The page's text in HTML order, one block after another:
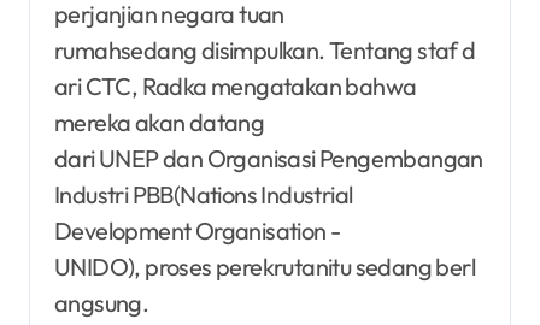
perjanjian negara tuan
rumahsedang disimpulkan. Tentang staf d
ari CTC, Radka mengatakan bahwa
mereka akan datang
dari UNEP dan Organisasi Pengembangan
Industri PBB(Nations Industrial
Development Organisation -
UNIDO), proses perekrutanitu sedang berl
angsung.